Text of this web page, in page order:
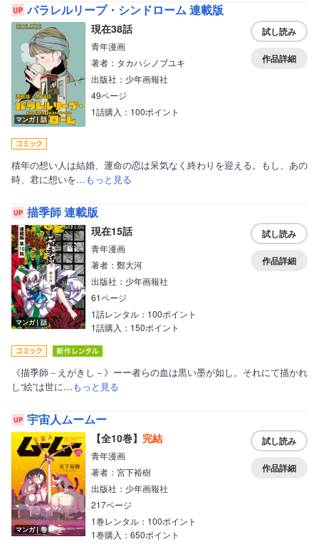
パラレルリープ・シンドローム 連載版
マンガ｜話
現在38話
青年漫画
著者：タカハシノブユキ
出版社：少年画報社
49ページ
1話購入：100ポイント
試し読み
作品詳細
積年の想い人は結婚、運命の恋は呆気なく終わりを迎える。もし、あの
時、君に想いを…もっと見る
描季師 連載版
マンガ｜話
現在15話
青年漫画
著者：鄭大河
出版社：少年画報社
61ページ
1話レンタル：100ポイント
1話購入：150ポイント
試し読み
作品詳細
《描季師－えがきし－》ーー者らの血は黒い墨が如し。それにて描かれ
し“絵”は世に…もっと見る
宇宙人ムームー
マンガ｜巻
【全10巻】 完結
青年漫画
著者：宮下裕樹
出版社：少年画報社
217ページ
1巻レンタル：100ポイント
1巻購入：650ポイント
試し読み
作品詳細